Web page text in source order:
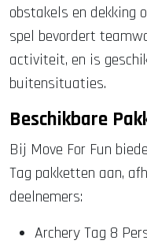
obstakels en dekking
spel bevordert
activiteit, en is
buitensituaties.
Beschikbare
Bij Move For Fun
Tag pakketten aan,
deelnemers:
Archery Tag 8